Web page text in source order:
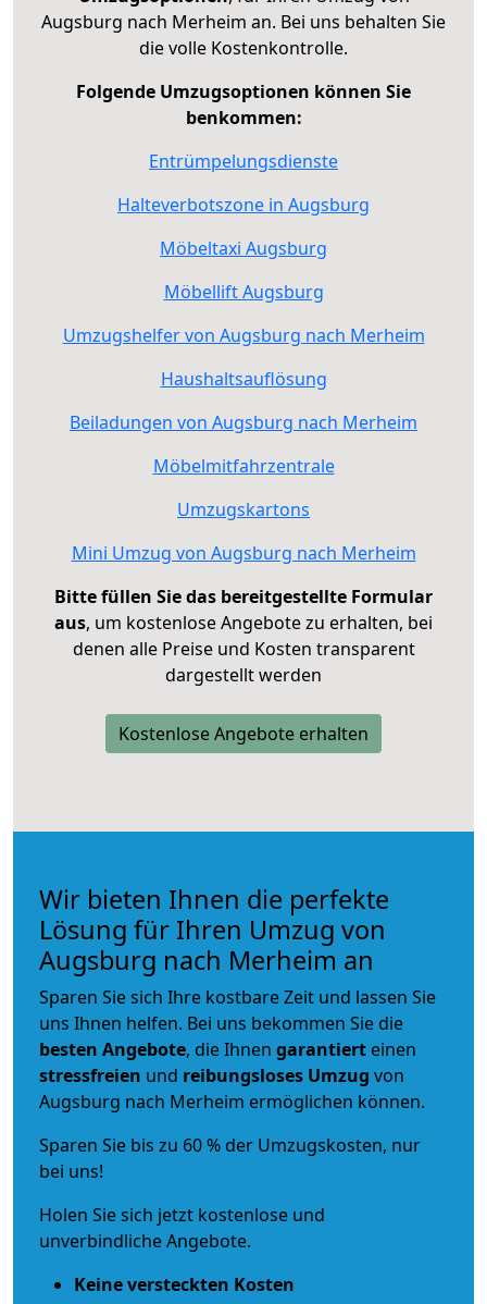
Augsburg nach Merheim an. Bei uns behalten Sie
die volle Kostenkontrolle.
Folgende Umzugsoptionen können Sie
benkommen:
Entrümpelungsdienste
Halteverbotszone in Augsburg
Möbeltaxi Augsburg
Möbellift Augsburg
Umzugshelfer von Augsburg nach Merheim
Haushaltsauflösung
Beiladungen von Augsburg nach Merheim
Möbelmitfahrzentrale
Umzugskartons
Mini Umzug von Augsburg nach Merheim
Bitte füllen Sie das bereitgestellte Formular
aus, um kostenlose Angebote zu erhalten, bei
denen alle Preise und Kosten transparent
dargestellt werden
Kostenlose Angebote erhalten
Wir bieten Ihnen die perfekte
Lösung für Ihren Umzug von
Augsburg nach Merheim an
Sparen Sie sich Ihre kostbare Zeit und lassen Sie
uns Ihnen helfen. Bei uns bekommen Sie die
besten Angebote, die Ihnen garantiert einen
stressfreien und reibungsloses Umzug von
Augsburg nach Merheim ermöglichen können.
Sparen Sie bis zu 60 % der Umzugskosten, nur
bei uns!
Holen Sie sich jetzt kostenlose und
unverbindliche Angebote.
Keine versteckten Kosten